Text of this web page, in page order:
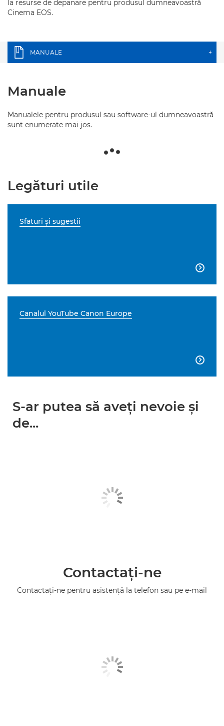
la resurse de depanare pentru produsul dumneavoastră
Cinema EOS.
MANUALE +
Manuale
Manualele pentru produsul sau software-ul dumneavoastră
sunt enumerate mai jos.
Legături utile
Sfaturi şi sugestii

Canalul YouTube Canon Europe

S-ar putea să aveţi nevoie şi
de...
Contactaţi-ne
Contactaţi-ne pentru asistenţă la telefon sau pe e-mail